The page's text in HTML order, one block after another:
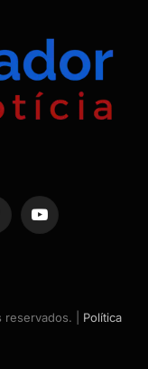
YouTube
| Política